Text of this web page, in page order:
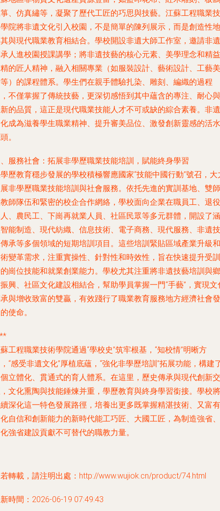
、仿真繡等，凝聚了歷代工匠的巧思與技藝。江蘇工程職業技
院將非遺文化引入校園，不是簡單的陳列展示，而是創造性地
與現代職業教育相結合。學校開設非遺大師工作室，邀請非遺
人進校園授課講學；將非遺技藝的核心元素、美學理念和精益
的匠人精神，融入相關專業（如服裝設計、藝術設計、工藝美
）的課程體系。學生們在親手體驗扎染、雕刻、編織的過程
不僅掌握了傳統技藝，更深切感悟到其中蘊含的專注、耐心與
的品質，這正是現代職業技能人才不可或缺的綜合素養。非遺
成為滋養學生職業精神、提升審美品位、激發創新靈感的活水
。
服務社會：拓展非學歷職業技能培訓，賦能終身學習
歷教育穩步發展的學校積極響應國家“技能中國行動”號召，大
非學歷職業技能培訓與社會服務。依托先進的實訓基地、雙師
師隊伍和緊密的校企合作網絡，學校面向企業在職員工、退役
、農民工、下崗再就業人員、社區民眾等多元群體，開設了涵
能制造、現代紡織、信息技術、電子商務、現代服務、非遺技
承等多個領域的短期培訓項目。這些培訓緊貼區域產業升級和
變革需求，注重實操性、針對性和時效性，旨在快速提升受訓
崗位技能和就業創業能力。學校尤其注重將非遺技藝培訓與鄉
興、社區文化建設相結合，幫助學員掌握一門“手藝”，實現文
與增收致富的雙贏，有效踐行了職業教育服務地方經濟社會發
使命。
工程職業技術學院通過“學校史”筑牢根基，“知校情”明晰方
“感受非遺文化”厚植底蘊，“強化非學歷培訓”拓展功能，構建
立體化、貫通式的育人體系。在這里，歷史傳承與現代創新交
文化熏陶與技能錘煉并重，學歷教育與終身學習銜接。學校將
深化這一特色發展路徑，培養出更多既掌握精湛技術、又富有
自信和創新能力的新時代能工巧匠、大國工匠，為制造強省、
強省建設貢獻不可替代的職教力量。
轉載，請注明出處：http://www.wujiok.cn/product/74.html
時間：2026-06-19 07:49:43